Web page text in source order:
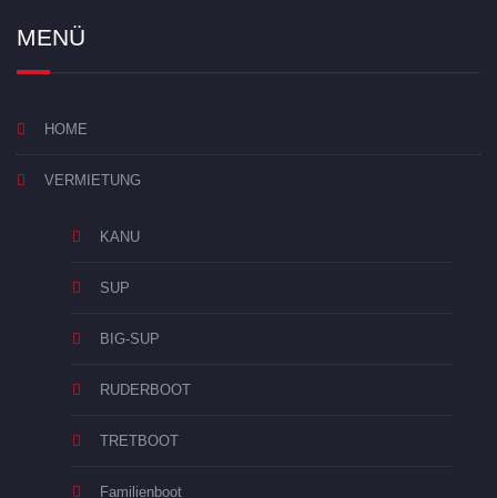
MENÜ
HOME
VERMIETUNG
KANU
SUP
BIG-SUP
RUDERBOOT
TRETBOOT
Familienboot